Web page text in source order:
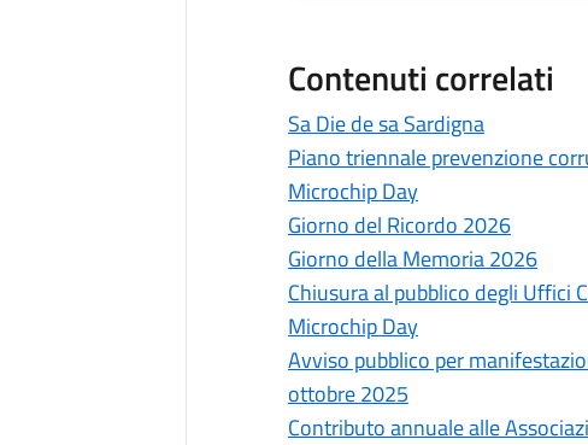
Contenuti correlati
Sa Die de sa Sardigna
Piano triennale prevenzione
Microchip Day
Giorno del Ricordo 2026
Giorno della Memoria 2026
Chiusura al pubblico degli
Microchip Day
Avviso pubblico per
ottobre 2025
Contributo annuale alle